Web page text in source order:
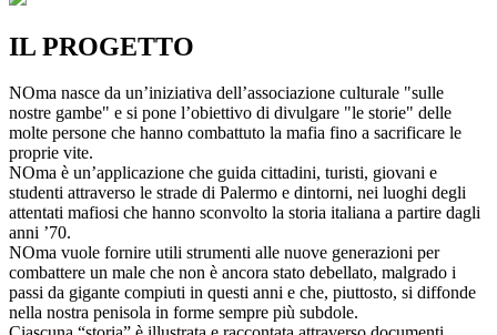
IL PROGETTO
NOma nasce da un’iniziativa dell’associazione culturale "sulle
nostre gambe" e si pone l’obiettivo di divulgare "le storie" delle
molte persone che hanno combattuto la mafia fino a sacrificare le
proprie vite.
NOma è un’applicazione che guida cittadini, turisti, giovani e
studenti attraverso le strade di Palermo e dintorni, nei luoghi degli
attentati mafiosi che hanno sconvolto la storia italiana a partire dagli
anni ’70.
NOma vuole fornire utili strumenti alle nuove generazioni per
combattere un male che non è ancora stato debellato, malgrado i
passi da gigante compiuti in questi anni e che, piuttosto, si diffonde
nella nostra penisola in forme sempre più subdole.